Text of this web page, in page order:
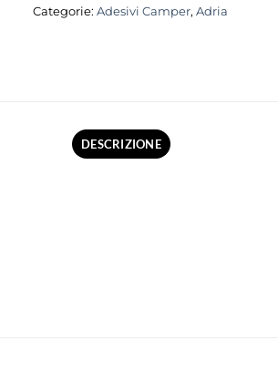
Categorie: Adesivi Camper, Adria
DESCRIZIONE